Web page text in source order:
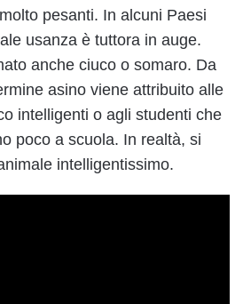
pesanti. In alcuni Paesi
usanza è tuttora in auge.
anche ciuco o somaro. Da
asino viene attribuito alle
intelligenti o agli studenti che
poco a scuola. In realtà, si
intelligentissimo.